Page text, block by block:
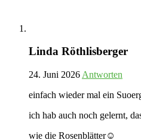
Linda Röthlisberger
24. Juni 2026 Antworten
einfach wieder mal ein
ich hab auch noch gelernt,
wie die Rosenblätter☺️